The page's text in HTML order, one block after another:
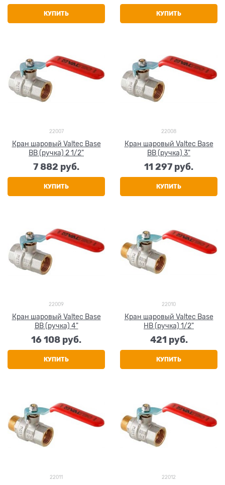
КУПИТЬ КУПИТЬ
22007
Кран шаровый Valtec Base
ВВ (ручка) 2 1/2"
7 882 руб.
КУПИТЬ
22008
Кран шаровый Valtec Base
ВВ (ручка) 3"
11 297 руб.
КУПИТЬ
22009
Кран шаровый Valtec Base
ВВ (ручка) 4"
16 108 руб.
КУПИТЬ
22010
Кран шаровый Valtec Base
НВ (ручка) 1/2"
421 руб.
КУПИТЬ
22011 22012